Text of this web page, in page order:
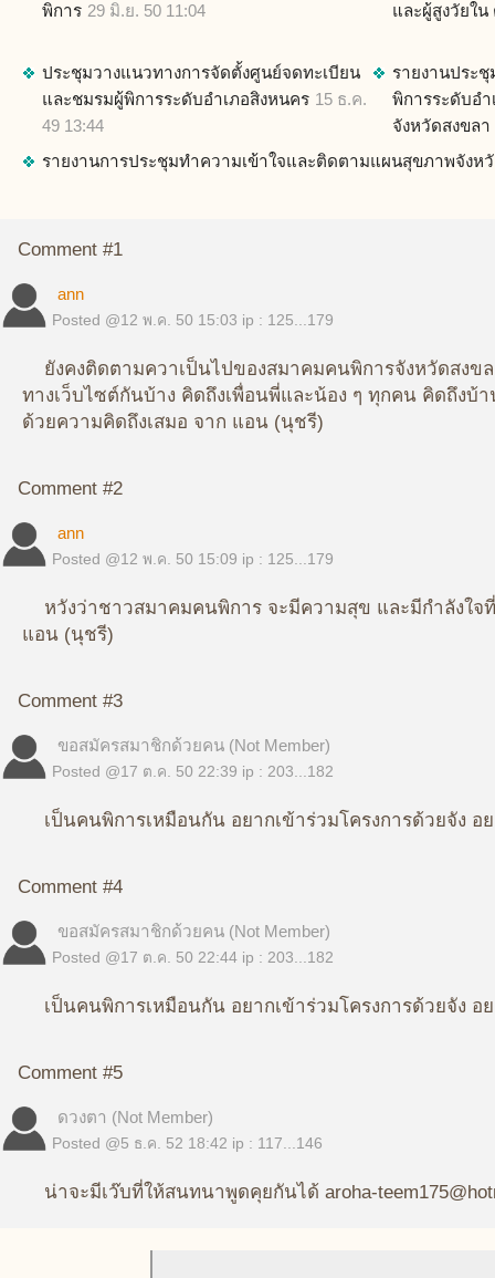
พิการ 29 มิ.ย. 50 11:04
และผู้สูงวัยใน
ประชุมวางแนวทางการจัดตั้งศูนย์จดทะเบียน
และชมรมผู้พิการระดับอำเภอสิงหนคร 15 ธ.ค.
49 13:44
รายงานประ
พิการระดับอ
จังหวัดสงขลา
รายงานการประชุมทำความเข้าใจและติดตามแผนสุขภาพจังห
Comment #1
ann
Posted @12 พ.ค. 50 15:03 ip : 125...179
ยังคงติดตามควาเป็นไปของสมาคมคนพิการจังหวัดสงข
ทางเว็บไซต์กันบ้าง คิดถึงเพื่อนพี่และน้อง ๆ ทุกคน คิดถึงบ้
ด้วยความคิดถึงเสมอ จาก แอน (นุชรี)
Comment #2
ann
Posted @12 พ.ค. 50 15:09 ip : 125...179
หวังว่าชาวสมาคมคนพิการ จะมีความสุข และมีกำลังใจ
แอน (นุชรี)
Comment #3
ขอสมัครสมาชิกด้วยคน (Not Member)
Posted @17 ต.ค. 50 22:39 ip : 203...182
เป็นคนพิการเหมือนกัน อยากเข้าร่วมโครงการด้วยจัง
Comment #4
ขอสมัครสมาชิกด้วยคน (Not Member)
Posted @17 ต.ค. 50 22:44 ip : 203...182
เป็นคนพิการเหมือนกัน อยากเข้าร่วมโครงการด้วยจัง
Comment #5
ดวงตา (Not Member)
Posted @5 ธ.ค. 52 18:42 ip : 117...146
น่าจะมีเว๊บที่ให้สนทนาพูดคุยกันได้ aroha-